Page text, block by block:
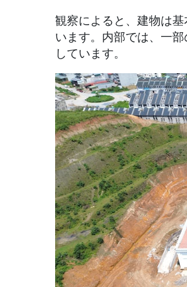
観察によると、建物は
います。内部では、一
しています。